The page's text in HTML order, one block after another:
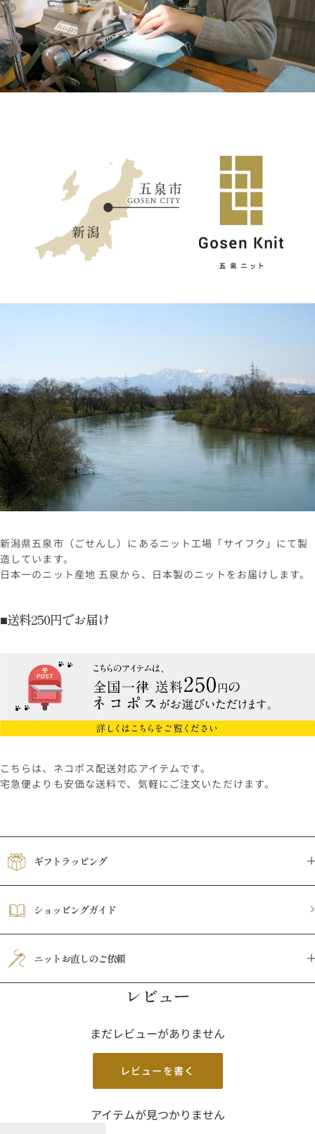
ギフトラッピング
ショッピングガイド
ニットお直しのご依頼
新潟県五泉市（ごせんし）にあるニット工場「サイフク」にて製
造しています。
日本一のニット産地 五泉から、日本製のニットをお届けします。
■送料250円でお届け
こちらは、ネコポス配送対応アイテムです。
宅急便よりも安価な送料で、気軽にご注文いただけます。
レビュー
まだレビューがありません
レビューを書く
アイテムが見つかりません